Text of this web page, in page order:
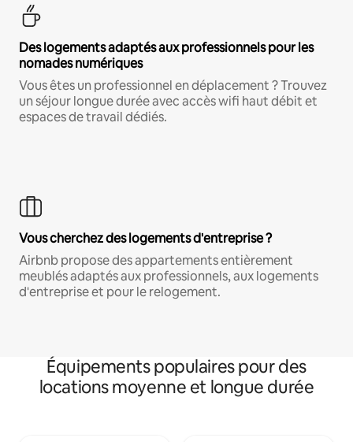
Des logements adaptés aux professionnels pour les
nomades numériques
Vous êtes un professionnel en déplacement ? Trouvez
un séjour longue durée avec accès wifi haut débit et
espaces de travail dédiés.
Vous cherchez des logements d'entreprise ?
Airbnb propose des appartements entièrement
meublés adaptés aux professionnels, aux logements
d'entreprise et pour le relogement.
Équipements populaires pour des
locations moyenne et longue durée